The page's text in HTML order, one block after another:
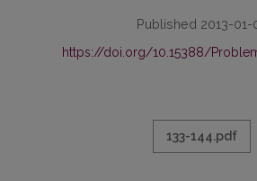
Published 2013-01-
https://doi.org/10.15388/
133-144.pdf